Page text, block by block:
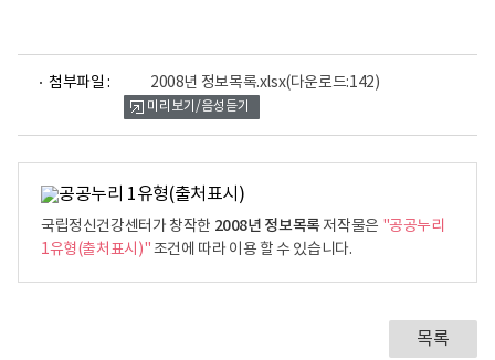
첨부파일 : 2008년 정보목록.xlsx(다운로드:142)
어
미리보기/음성듣기
국립정신건강센터가 창작한 2008년 정보목록저작물은 "공공누리
1유형(출처표시)"조건에 따라 이용 할 수 있습니다.
목록